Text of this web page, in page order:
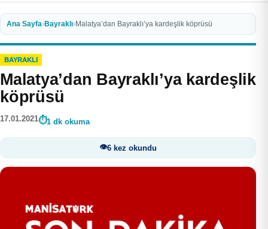
Ana Sayfa›Bayraklı›Malatya’dan Bayraklı’ya kardeşlik köprüsü
BAYRAKLI
Malatya’dan Bayraklı’ya kardeşlik
köprüsü
17.01.2021 1 dk okuma
6 kez okundu